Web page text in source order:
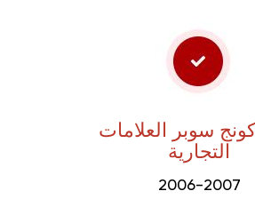
سوبر العلامات
التجارية
2006-2007